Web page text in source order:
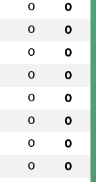
0 0
0 0
0 0
0 0
0 0
0 0
0 0
0 0